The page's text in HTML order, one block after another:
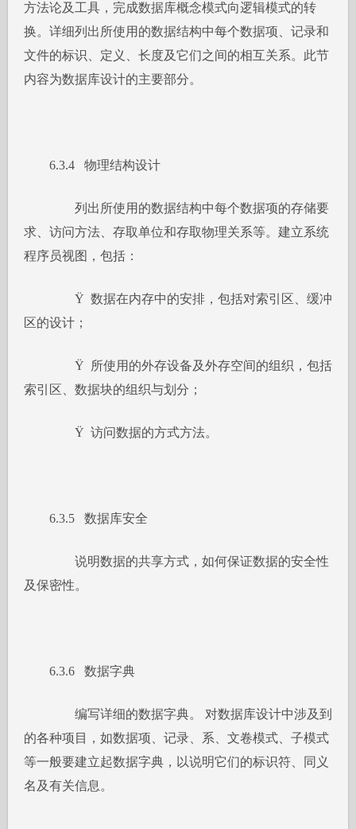
方法论及工具，完成数据库概念模式向逻辑模式的转
换。详细列出所使用的数据结构中每个数据项、记录和
文件的标识、定义、长度及它们之间的相互关系。此节
内容为数据库设计的主要部分。
6.3.4 物理结构设计
列出所使用的数据结构中每个数据项的存储要
求、访问方法、存取单位和存取物理关系等。建立系统
程序员视图，包括：
Ÿ 数据在内存中的安排，包括对索引区、缓冲
区的设计；
Ÿ 所使用的外存设备及外存空间的组织，包括
索引区、数据块的组织与划分；
Ÿ 访问数据的方式方法。
6.3.5 数据库安全
说明数据的共享方式，如何保证数据的安全性
及保密性。
6.3.6 数据字典
编写详细的数据字典。 对数据库设计中涉及到
的各种项目，如数据项、记录、系、文卷模式、子模式
等一般要建立起数据字典，以说明它们的标识符、同义
名及有关信息。